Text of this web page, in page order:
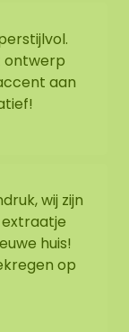
ontwerp
aan
wij zijn
extraatje
huis!
op